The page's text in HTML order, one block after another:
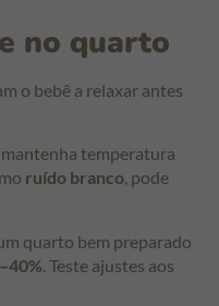
no quarto
o bebê a relaxar antes
temperatura
ruído branco, pode
quarto bem preparado
. Teste ajustes aos